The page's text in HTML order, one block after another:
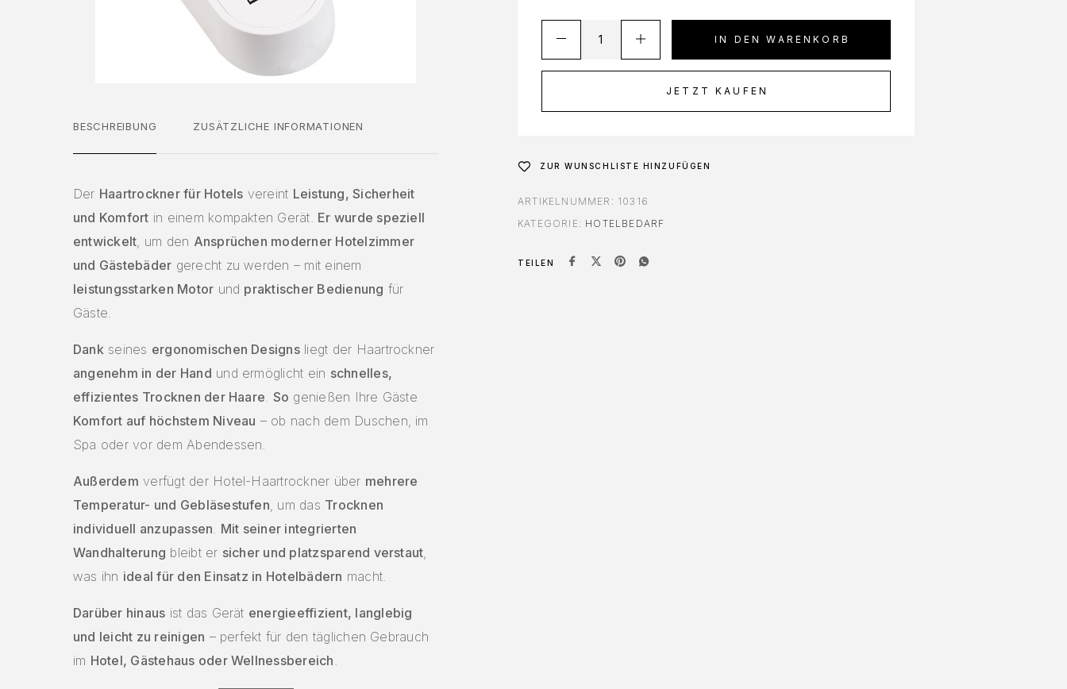
BESCHREIBUNG ZUSÄTZLICHE INFORMATIONEN
Der Haartrockner für Hotels vereint Leistung, Sicherheit
und Komfort in einem kompakten Gerät. Er wurde speziell
entwickelt , um den Ansprüchen moderner Hotelzimmer
und Gästebäder gerecht zu werden – mit einem
leistungsstarken Motor und praktischer Bedienung für
Gäste.
Dank seines ergonomischen Designsliegt der Haartrockner
angenehm in der Hand und ermöglicht ein schnelles,
effizientes Trocknen der Haare So genießen Ihre Gäste
Komfort auf höchstem Niveau – ob nach dem Duschen, im
Spa oder vor dem Abendessen.
Außerdem verfügt der Hotel-Haartrockner über mehrere
Temperatur- und Gebläsestufen , um das Trocknen
individuell anzupassen Mit seiner integrierten
Wandhalterung bleibt er sicher und platzsparend verstaut
was ihn ideal für den Einsatz in Hotelbädern macht.
Darüber hinaus ist das Gerät energieeffizient, langlebig
und leicht zu reinigen – perfekt für den täglichen Gebrauch
im Hotel, Gästehaus oder Wellnessbereich
IN DEN WARENKORB
JETZT KAUFEN
ZUR WUNSCHLISTE HINZUFÜGEN
ARTIKELNUMMER: 10316
KATEGORIE: HOTELBEDARF
TEILEN